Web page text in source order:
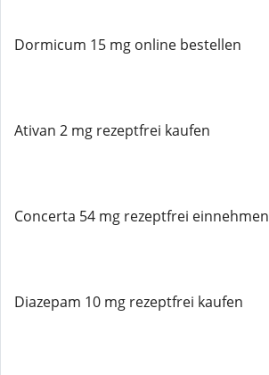
Dormicum 15 mg online bestellen
Ativan 2 mg rezeptfrei kaufen
Concerta 54 mg rezeptfrei einnehmen
Diazepam 10 mg rezeptfrei kaufen